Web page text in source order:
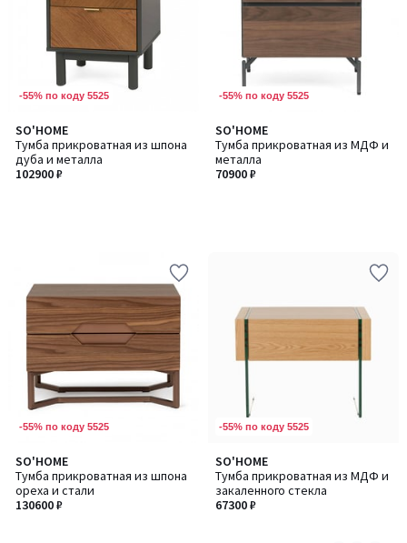
-55% по коду 5525
SO'HOME
Тумба прикроватная из шпона
дуба и металла
102900 ₽
-55% по коду 5525
SO'HOME
Тумба прикроватная из МДФ и
металла
70900 ₽
-55% по коду 5525
SO'HOME
Тумба прикроватная из шпона
ореха и стали
130600 ₽
-55% по коду 5525
SO'HOME
Тумба прикроватная из МДФ и
закаленного стекла
67300 ₽
Количество
цветов:
2